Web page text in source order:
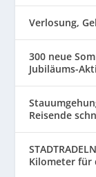
Verlosung,
300 neue
Jubiläums-
Reisende
Kilometer für